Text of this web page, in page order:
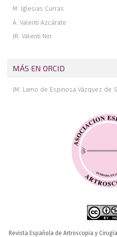
M. Iglesias Curras
A. Valentí Azcárate
JR. Valenti Nin
MÁS EN ORCID
JM. Lamo de Espinosa Vázquez de
Revista Española de Artroscopia y